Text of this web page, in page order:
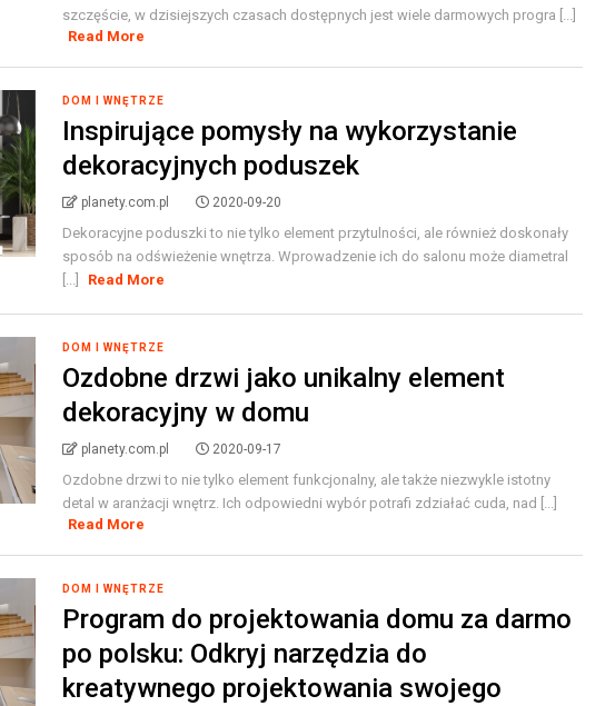
szczęście, w dzisiejszych czasach dostępnych jest wiele darmowych progra [...]
Read More
DOM I WNĘTRZE
Inspirujące pomysły na wykorzystanie
dekoracyjnych poduszek
planety.com.pl 2020-09-20
Dekoracyjne poduszki to nie tylko element przytulności, ale również doskonały
sposób na odświeżenie wnętrza. Wprowadzenie ich do salonu może diametral
[...]
Read More
DOM I WNĘTRZE
Ozdobne drzwi jako unikalny element
dekoracyjny w domu
planety.com.pl 2020-09-17
Ozdobne drzwi to nie tylko element funkcjonalny, ale także niezwykle istotny
detal w aranżacji wnętrz. Ich odpowiedni wybór potrafi zdziałać cuda, nad [...]
Read More
DOM I WNĘTRZE
Program do projektowania domu za darmo
po polsku: Odkryj narzędzia do
kreatywnego projektowania swojego